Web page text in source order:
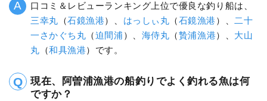
口コミ＆レビューランキング上位で優良な釣り船は、
三幸丸 （石鏡漁港）、 はっしぃ丸 （石鏡漁港 ）、
二十
一さかぐち丸 （迫間浦 ）、 海侍丸 （贄浦漁港）、 大山
丸 （和具漁港）です。
現在、阿曽浦漁港の船釣りでよく釣れる魚は何
ですか？